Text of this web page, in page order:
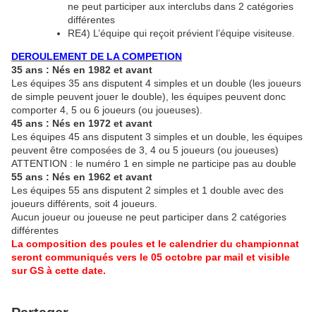
ne peut participer aux interclubs dans 2 catégories
différentes
RE4) L’équipe qui reçoit prévient l’équipe visiteuse.
DEROULEMENT DE LA COMPETION
35 ans : Nés en 1982 et avant
Les équipes 35 ans disputent 4 simples et un double (les joueurs
de simple peuvent jouer le double), les équipes peuvent donc
comporter 4, 5 ou 6 joueurs (ou joueuses).
45 ans : Nés en 1972 et avant
Les équipes 45 ans disputent 3 simples et un double, les équipes
peuvent être composées de 3, 4 ou 5 joueurs (ou joueuses)
ATTENTION : le numéro 1 en simple ne participe pas au double
55 ans : Nés en 1962 et avant
Les équipes 55 ans disputent 2 simples et 1 double avec des
joueurs différents, soit 4 joueurs.
Aucun joueur ou joueuse ne peut participer dans 2 catégories
différentes
La composition des poules et le calendrier du championnat
seront communiqués vers le 05 octobre par mail et visible
sur GS à cette date.